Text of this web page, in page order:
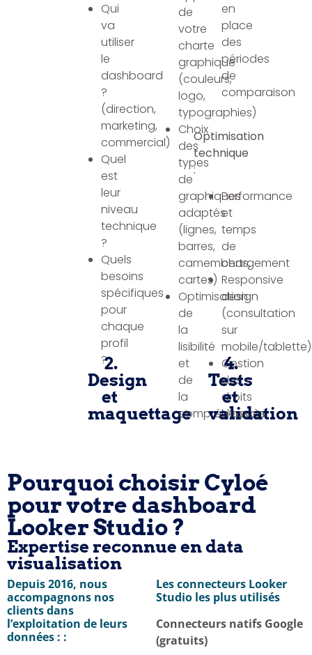
Qui
va
utiliser
le
dashboard
?
(direction,
marketing,
commercial)
Quel
est
leur
niveau
technique
?
Quels
besoins
spécifiques
pour
chaque
profil
?2.
Design
et
maquettage
de
votre
charte
graphique
(couleurs,
logo,
typographies)
Choix
des
types
de
graphiques
adaptés
(lignes,
barres,
camemberts,
cartes)
Optimisation
de
la
lisibilité
et
de
la
compréhension
en
place
des
périodes
de
comparaison
Optimisation
technique
:
Performance
et
temps
de
chargement
Responsive
design
(consultation
sur
mobile/tablette)
Gestion
des
droits
d’accès
4.
Tests
et
validation
Pourquoi choisir Cyloé
pour votre dashboard
Looker Studio ?
Expertise reconnue en data
visualisation
Depuis 2016, nous
accompagnons nos
clients dans
l’exploitation de leurs
données : :
Les connecteurs Looker
Studio les plus utilisés
Connecteurs natifs Google
(gratuits)